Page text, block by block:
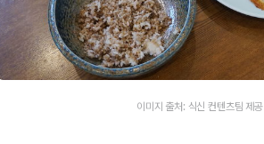
이미지 출처: 식신 컨텐츠팀 제공